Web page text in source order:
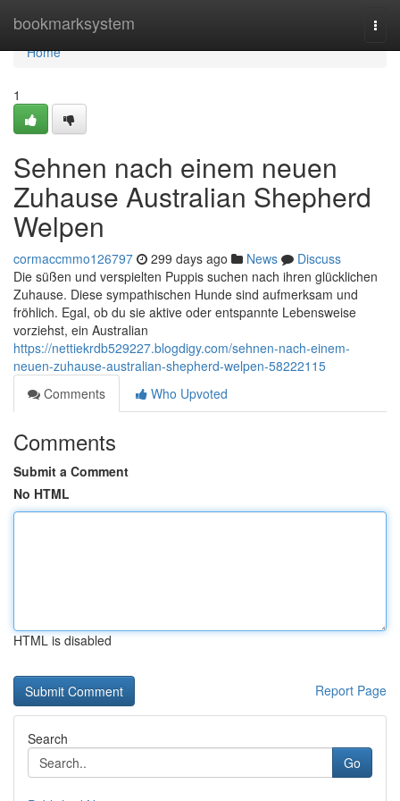
bookmarksystem
Home
Home
1
Sehnen nach einem neuen
Zuhause Australian Shepherd
Welpen
cormaccmmo126797 299 days ago News
Discuss
Die süßen und verspielten Puppis suchen nach ihren glücklichen
Zuhause. Diese sympathischen Hunde sind aufmerksam und
fröhlich. Egal, ob du sie aktive oder entspannte Lebensweise
vorziehst, ein Australian
https://nettiekrdb529227.blogdigy.com/sehnen-nach-einem-
neuen-zuhause-australian-shepherd-welpen-58222115
Comments
Who Upvoted
Comments
Submit a Comment
No HTML
HTML is disabled
Report Page
Search
Go